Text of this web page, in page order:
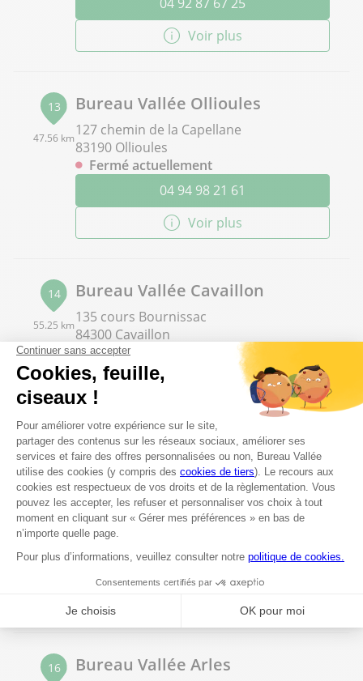
Voir plus
13
47.56 km
Bureau Vallée Ollioules
127 chemin de la Capellane
83190 Ollioules
Fermé actuellement
04 94 98 21 61
Voir plus
14
55.25 km
Bureau Vallée Cavaillon
135 cours Bournissac
84300 Cavaillon
Fermé actuellement
04 90 72 92 14
15
56.69 km
Bureau Vallée Toulon - La Garde
Avenue Robespierre / ZAC des 4 chemins
83130 La Garde
Fermé actuellement
04 94 58 58 35
16 Bureau Vallée Arles